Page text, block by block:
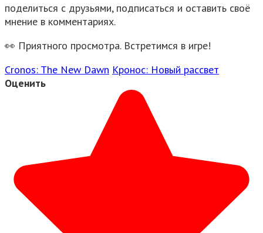
поделиться с друзьями, подписаться и оставить своё
мнение в комментариях.
👀 Приятного просмотра. Встретимся в игре!
Cronos: The New Dawn Кронос: Новый рассвет
Оценить